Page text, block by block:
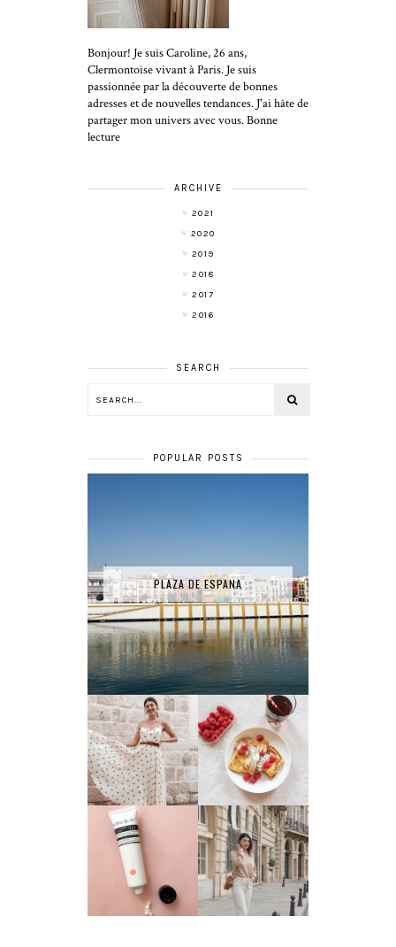
Bonjour! Je suis Caroline, 26 ans,
Clermontoise vivant à Paris. Je suis
passionnée par la découverte de bonnes
adresses et de nouvelles tendances. J'ai hâte de
partager mon univers avec vous. Bonne
lecture
ARCHIVE
2021
2020
2019
2018
2017
2016
SEARCH
POPULAR POSTS
PLAZA DE ESPANA
LA ROBE SÉZANE
RECETTE - PAIN
PERDU
TEST PRODUIT #1
: HYDRA ACTIV
SMART NUTRIENT
DAY DREAM - FIGS
& ROUGE
3 TENUES
PORTÉES CE MOIS
#JANVIER